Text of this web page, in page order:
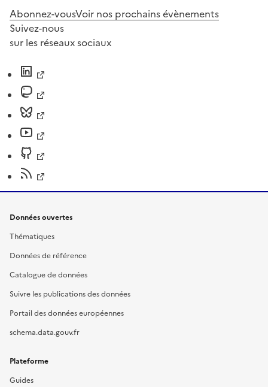
Abonnez-vousVoir nos prochains évènements
Suivez-nous
sur les réseaux sociaux
Données ouvertes
Thématiques
Données de référence
Catalogue de données
Suivre les publications des données
Portail des données européennes
schema.data.gouv.fr
Plateforme
Guides